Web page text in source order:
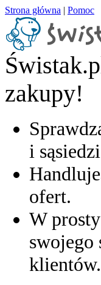
Strona główna | Pomoc
zakupy!
i
ofert.
W
swojego
klientów.